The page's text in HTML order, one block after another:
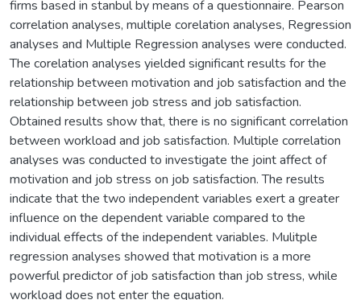
firms based in stanbul by means of a questionnaire. Pearson
correlation analyses, multiple corelation analyses, Regression
analyses and Multiple Regression analyses were conducted.
The corelation analyses yielded significant results for the
relationship between motivation and job satisfaction and the
relationship between job stress and job satisfaction.
Obtained results show that, there is no significant correlation
between workload and job satisfaction. Multiple correlation
analyses was conducted to investigate the joint affect of
motivation and job stress on job satisfaction. The results
indicate that the two independent variables exert a greater
influence on the dependent variable compared to the
individual effects of the independent variables. Mulitple
regression analyses showed that motivation is a more
powerful predictor of job satisfaction than job stress, while
workload does not enter the equation.